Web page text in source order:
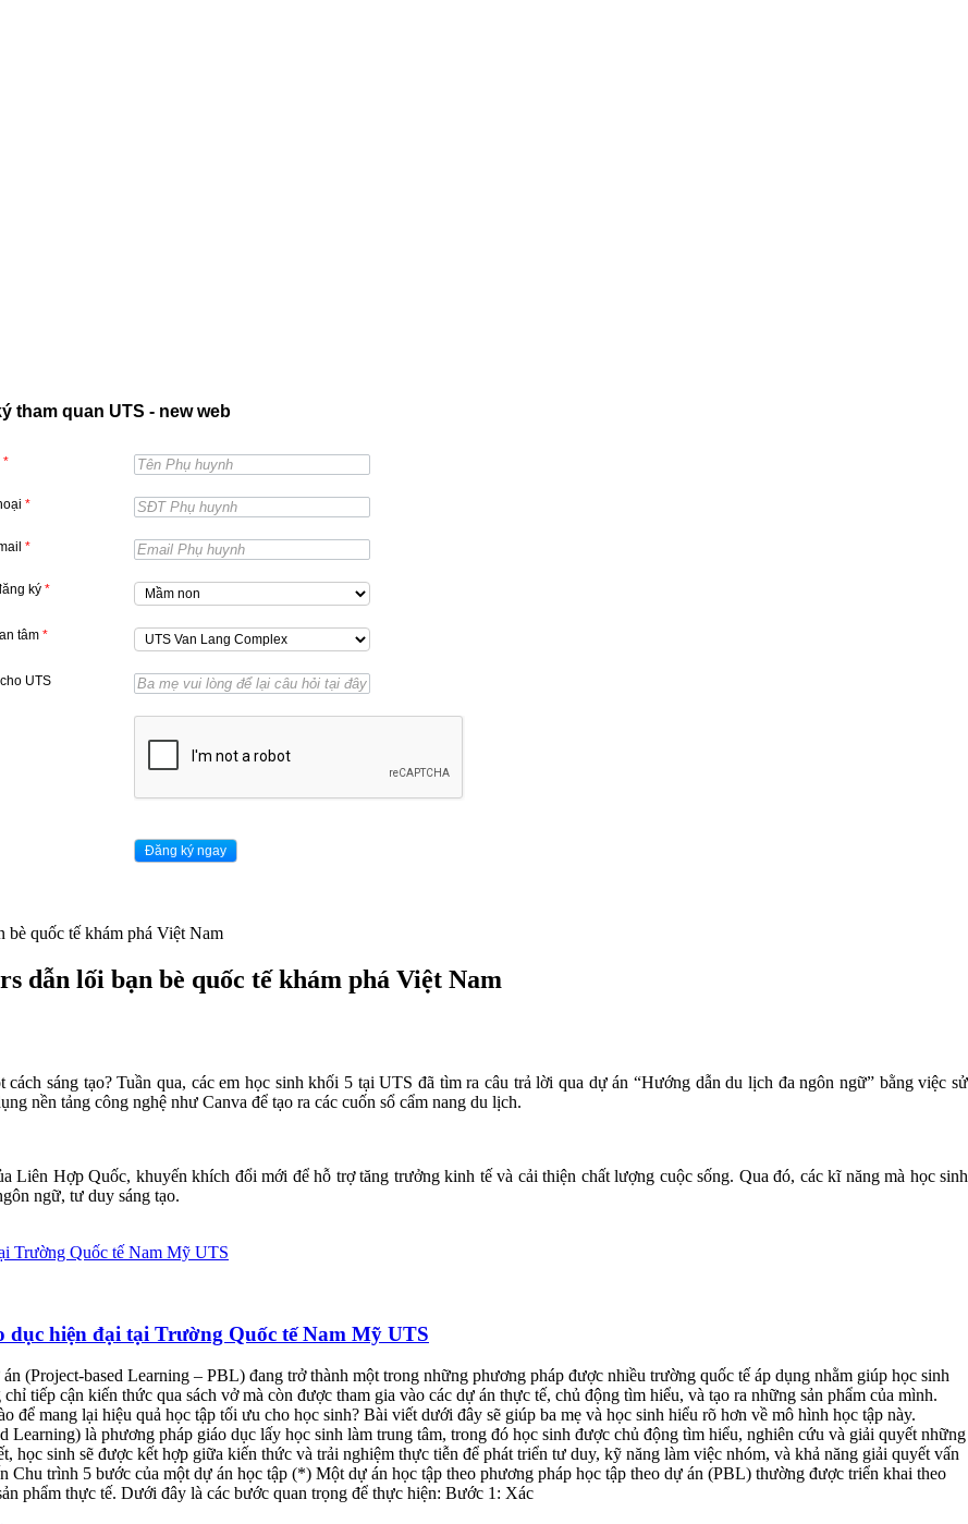
tham quan UTS - new web
*
*
*
ký *
tâm *
UTS
quốc tế khám phá Việt Nam
dẫn lối bạn bè quốc tế khám phá Việt Nam
sáng tạo? Tuần qua, các em học sinh khối 5 tại UTS đã tìm ra câu trả lời qua dự án “Hướng dẫn du lịch đa ngôn ngữ” bằng việc sử
nền tảng công nghệ như Canva để tạo ra các cuốn sổ cẩm nang du lịch.
Liên Hợp Quốc, khuyến khích đổi mới để hỗ trợ tăng trưởng kinh tế và cải thiện chất lượng cuộc sống. Qua đó, các kĩ năng mà học sinh
ngữ, tư duy sáng tạo.
hiện đại tại Trường Quốc tế Nam Mỹ UTS
(Project-based Learning – PBL) đang trở thành một trong những phương pháp được nhiều trường quốc tế áp dụng nhằm giúp học sinh
tiếp cận kiến thức qua sách vở mà còn được tham gia vào các dự án thực tế, chủ động tìm hiểu, và tạo ra những sản phẩm của mình.
mang lại hiệu quả học tập tối ưu cho học sinh? Bài viết dưới đây sẽ giúp ba mẹ và học sinh hiểu rõ hơn về mô hình học tập này.
Learning) là phương pháp giáo dục lấy học sinh làm trung tâm, trong đó học sinh được chủ động tìm hiểu, nghiên cứu và giải quyết những
học sinh sẽ được kết hợp giữa kiến thức và trải nghiệm thực tiễn để phát triển tư duy, kỹ năng làm việc nhóm, và khả năng giải quyết vấn
Chu trình 5 bước của một dự án học tập (*) Một dự án học tập theo phương pháp học tập theo dự án (PBL) thường được triển khai theo
phẩm thực tế. Dưới đây là các bước quan trọng để thực hiện: Bước 1: Xác